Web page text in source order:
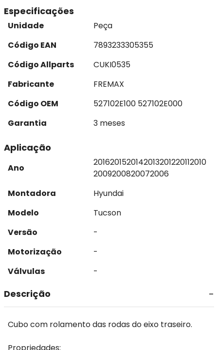
Especificações
Unidade
Peça
Código EAN
7893233305355
Código Allparts
CUKI0535
Fabricante
FREMAX
Código OEM
527102E100 527102E000
Garantia
3 meses
Aplicação
Ano
2016201520142013201220112010
2009200820072006
Montadora
Hyundai
Modelo
Tucson
Versão
-
Motorização
-
Válvulas
-
Descrição
Cubo com rolamento das rodas do eixo traseiro.